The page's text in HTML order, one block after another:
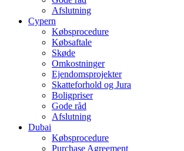
Afslutning
Cypern
Købsprocedure
Købsaftale
Skøde
Omkostninger
Ejendomsprojekter
Skatteforhold og Jura
Boligpriser
Gode råd
Afslutning
Dubai
Købsprocedure
Purchase Agreement